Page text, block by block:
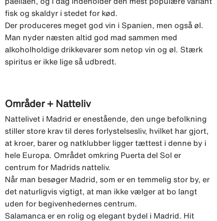
fisk og skaldyr i stedet for kød.
Der produceres meget god vin i Spanien, men også øl.
Man nyder næsten altid god mad sammen med
alkoholholdige drikkevarer som netop vin og øl. Stærk
spiritus er ikke lige så udbredt.
Områder + Natteliv
Nattelivet i Madrid er enestående, den unge befolkning
stiller store krav til deres forlystelsesliv, hvilket har gjort,
at kroer, barer og natklubber ligger tættest i denne by i
hele Europa. Området omkring Puerta del Sol er
centrum for Madrids natteliv.
Når man besøger Madrid, som er en temmelig stor by, er
det naturligvis vigtigt, at man ikke vælger at bo langt
uden for begivenhedernes centrum.
Salamanca er en rolig og elegant bydel i Madrid. Hit